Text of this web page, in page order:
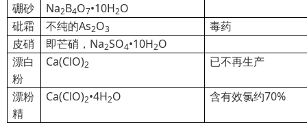
硼砂
Na2B4O7•10H2O
砒霜
不纯的As2O3
毒药
皮硝
即芒硝，Na2SO4•10H2O
漂白
粉
Ca(ClO)2 已不再生产
漂粉
精
Ca(ClO)2•4H2O 含有效氯约70%